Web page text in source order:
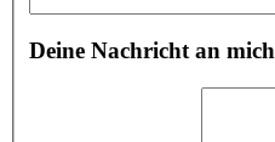
Deine Nachricht an mich